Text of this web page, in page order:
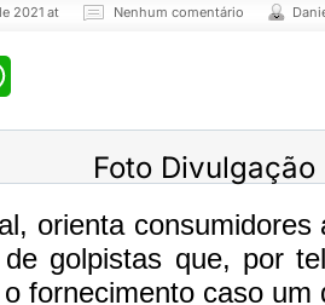
2021 at Nenhum comentário
Foto Divulgação
orienta consumidores
golpistas que, por
fornecimento caso um